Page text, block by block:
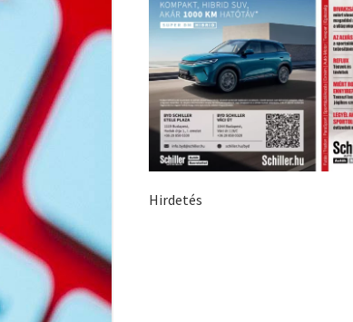
Hirdetés